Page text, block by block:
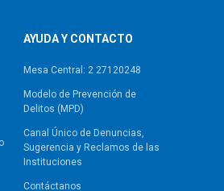
AYUDA Y CONTACTO
Mesa Central: 2 27120248
Modelo de Prevención de
Delitos (MPD)
Canal Único de Denuncias,
Sugerencia y Reclamos de las
Instituciones
Contáctanos